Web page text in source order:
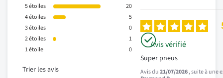
5étoiles
20
4étoiles
5
3étoiles
0
2étoiles
1
1étoile 0
Trier les avis
Avis vérifié
Super pneus
Avis du21/07/2026, suite à une